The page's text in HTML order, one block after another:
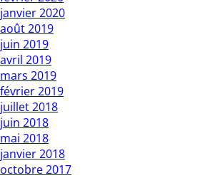
janvier 2020
août 2019
juin 2019
avril 2019
mars 2019
février 2019
juillet 2018
juin 2018
mai 2018
janvier 2018
octobre 2017